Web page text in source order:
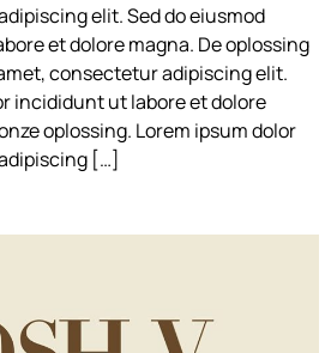
elit. Sed do eiusmod
et dolore magna. De oplossing
consectetur adipiscing elit.
incididunt ut labore et dolore
oplossing. Lorem ipsum dolor
[…]